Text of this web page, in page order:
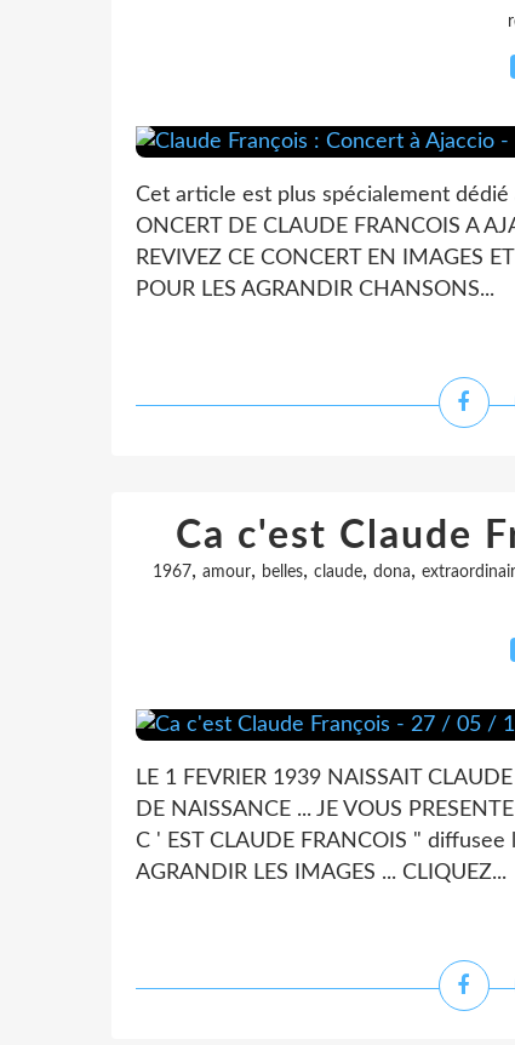
Cet article est plus spécialement
ONCERT DE CLAUDE FRANCOIS A
REVIVEZ CE CONCERT EN IMAGES
POUR LES AGRANDIR CHANSONS...
Ca c'est Claude
1967, amour, belles, claude, dona,
LE 1 FEVRIER 1939 NAISSAIT
DE NAISSANCE ... JE VOUS
C ' EST CLAUDE FRANCOIS "
AGRANDIR LES IMAGES ... CLIQUEZ...